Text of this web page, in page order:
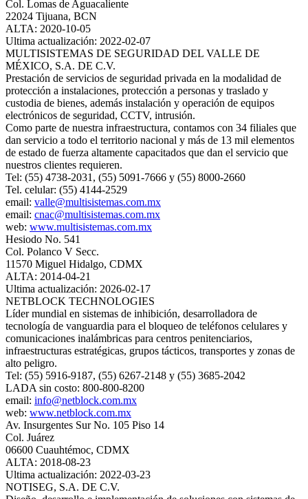
Col. Lomas de Aguacaliente
22024 Tijuana, BCN
ALTA: 2020-10-05
Ultima actualización: 2022-02-07
MULTISISTEMAS DE SEGURIDAD DEL VALLE DE
MÉXICO, S.A. DE C.V.
Prestación de servicios de seguridad privada en la modalidad de
protección a instalaciones, protección a personas y traslado y
custodia de bienes, además instalación y operación de equipos
electrónicos de seguridad, CCTV, intrusión.
Como parte de nuestra infraestructura, contamos con 34 filiales que
dan servicio a todo el territorio nacional y más de 13 mil elementos
de estado de fuerza altamente capacitados que dan el servicio que
nuestros clientes requieren.
Tel: (55) 4738-2031, (55) 5091-7666 y (55) 8000-2660
Tel. celular: (55) 4144-2529
email: valle@multisistemas.com.mx
email: cnac@multisistemas.com.mx
web: www.multisistemas.com.mx
Hesiodo No. 541
Col. Polanco V Secc.
11570 Miguel Hidalgo, CDMX
ALTA: 2014-04-21
Ultima actualización: 2026-02-17
NETBLOCK TECHNOLOGIES
Líder mundial en sistemas de inhibición, desarrolladora de
tecnología de vanguardia para el bloqueo de teléfonos celulares y
comunicaciones inalámbricas para centros penitenciarios,
infraestructuras estratégicas, grupos tácticos, transportes y zonas de
alto peligro.
Tel: (55) 5916-9187, (55) 6267-2148 y (55) 3685-2042
LADA sin costo: 800-800-8200
email: info@netblock.com.mx
web: www.netblock.com.mx
Av. Insurgentes Sur No. 105 Piso 14
Col. Juárez
06600 Cuauhtémoc, CDMX
ALTA: 2018-08-23
Ultima actualización: 2022-03-23
NOTISEG, S.A. DE C.V.